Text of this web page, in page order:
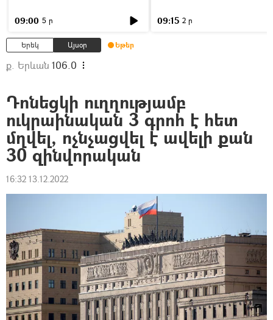
09:00 5 ր 09:15 2 ր
Երեկ Այսօր Եթեր
ք. Երևան 106.0
Դոնեցկի ուղղությամբ
ուկրաինական 3 գրոհ է հետ
մղվել, ոչնչացվել է ավելի քան
30 զինվորական
16:32 13.12.2022